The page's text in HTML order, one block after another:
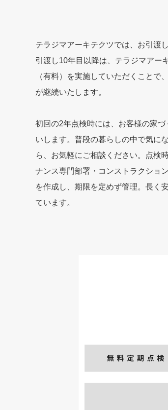
テラジマアーキテクツでは、お引渡
引渡し10年目以降は、テラジマアー
（有料）を実施していただくことで
が継続いたします。
初回の2年点検時には、お客様の家
いします。普段の暮らしの中で気に
ら、お気軽にご相談ください。点検
ナンス専門部署・コンストラクショ
を作成し、期限を定めず管理。長く
ています。